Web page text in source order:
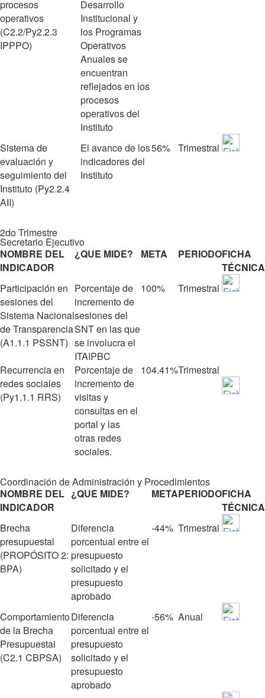
procesos
operativos
(C2.2/Py2.2.3
IPPPO)
Desarrollo
Institucional y
los Programas
Operativos
Anuales se
encuentran
reflejados en los
procesos
operativos del
Instituto
Sistema de
evaluación y
seguimiento del
Instituto (Py2.2.4
AII)
El avance de los
indicadores del
Instituto
56% Trimestral
2do Trimestre
Secretario Ejecutivo
NOMBRE DEL
INDICADOR
¿QUE MIDE? META PERIODOFICHA
TÉCNICA
Participación en
sesiones del
Sistema Nacional
de Transparencia
(A1.1.1 PSSNT)
Porcentaje de
incremento de
sesiones del
SNT en las que
se involucra el
ITAIPBC
100% Trimestral
Recurrencia en
redes sociales
(Py1.1.1 RRS)
Porcentaje de
incremento de
visitas y
consultas en el
portal y las
otras redes
sociales.
104.41%Trimestral
Coordinación de Administración y Procedimientos
NOMBRE DEL
INDICADOR
¿QUE MIDE? METAPERIODOFICHA
TÉCNICA
Brecha
presupuestal
(PROPÓSITO 2:
BPA)
Diferencia
porcentual entre el
presupuesto
solicitado y el
presupuesto
aprobado
‐44% Trimestral
Comportamiento
de la Brecha
Presupuestal
(C2.1 CBPSA)
Diferencia
porcentual entre el
presupuesto
solicitado y el
presupuesto
aprobado
‐56% Anual